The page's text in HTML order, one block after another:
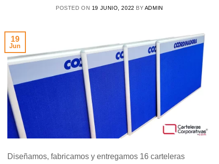
POSTED ON 19 JUNIO, 2022 BY ADMIN
19
Jun
Diseñamos, fabricamos y entregamos 16 carteleras